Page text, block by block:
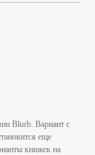
Blurb. Вариант с
еще
книжек на